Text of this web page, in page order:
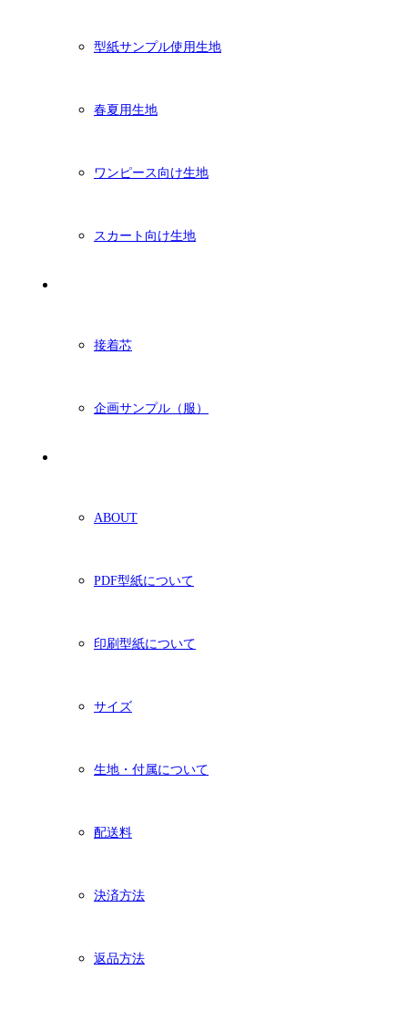
型紙サンプル使用生地
春夏用生地
ワンピース向け生地
スカート向け生地
接着芯
企画サンプル（服）
ABOUT
PDF型紙について
印刷型紙について
サイズ
生地・付属について
配送料
決済方法
返品方法